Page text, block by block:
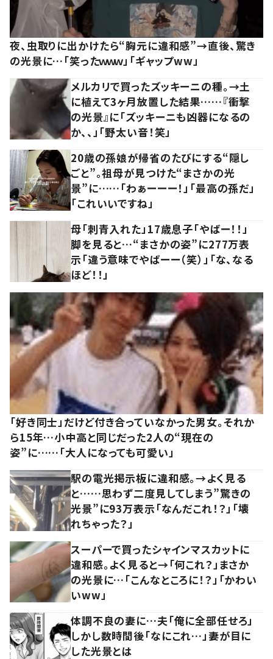
夜、虫取りに出かけたら“胸元に違和感”→直後、驚き
の光景に…「笑ったｗｗｗ」「ギャップww」
メルカリで買ったズッキーニの種。→土
に植えて3ヶ月放置した結果……『衝撃
の光景』に「ズッキーニも凶器になるの
か、、」「野太い音！笑」
20歳の孫娘が帰省のたびにする“隠し
ごと”。祖母が見つけた“まさかの光
景”に……「わぁーーー！」「最高の孫だ」
「これいいですね」
母「刺青入れた」17歳息子「やばー！！」
脚を見ると…“まさかの姿”に277万表
示「違う意味でやばーー（笑）」「な、なる
ほど！！」
「好き同士」だけど付き合っていなかった男女。それか
ら15年…小中高と同じだった2人の“現在の
姿”に……「大人になっても可愛い」
駅の電光掲示板に違和感。→よく見る
と……思わず二度見してしまう”驚きの
光景”に93万表示「なんだこれ！？」「壊
れちゃった？」
スーパーで買ったシャインマスカットに
違和感。よく見ると→「何これ？」まさか
の光景に…「こんなところに！？」「かわい
いww」
体調不良の妻に…夫「俺に全部任せろ」
しかし数時間後「なにこれ…」妻が目に
した光景とは